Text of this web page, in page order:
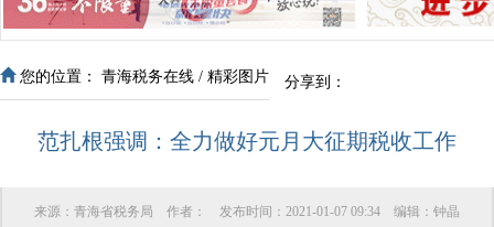
您的位置： 青海税务在线 / 精彩图片 分享到：
范扎根强调：全力做好元月大征期税收工作
来源： 青海省税务局 作者： 发布时间： 2021-01-07 09:34 编辑： 钟晶